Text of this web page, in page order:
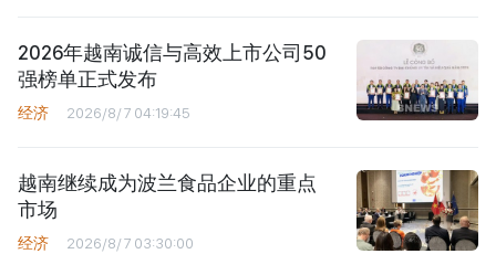
2026年越南诚信与高效上市公司50
强榜单正式发布
经济 2026/8/7 04:19:45
越南继续成为波兰食品企业的重点
市场
经济 2026/8/7 03:30:00